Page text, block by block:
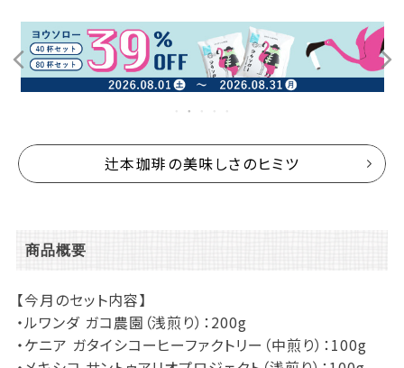
辻本珈琲の美味しさのヒミツ
商品概要
【今月のセット内容】
・ルワンダ ガコ農園（浅煎り）：200g
・ケニア ガタイシコーヒーファクトリー（中煎り）：100g